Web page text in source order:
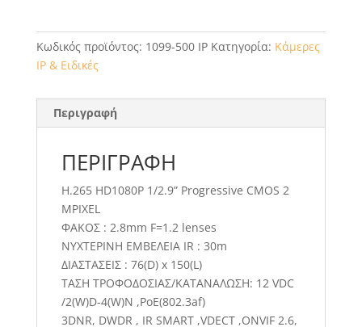
Κωδικός προϊόντος: 1099-500 IP Κατηγορία: Κάμερες
ΙΡ & Ειδικές
Περιγραφή
ΠΕΡΙΓΡΑΦΉ
H.265 HD1080P 1/2.9” Progressive CMOS 2
MPIXEL
ΦΑΚΟΣ : 2.8mm F=1.2 lenses
ΝΥΧΤΕΡΙΝΗ ΕΜΒΕΛΕΙΑ IR : 30m
ΔΙΑΣΤΑΣΕΙΣ : 76(D) x 150(L)
ΤΑΣΗ ΤΡΟΦΟΔΟΣΙΑΣ/ΚΑΤΑΝΑΛΩΣΗ: 12 VDC
/2(W)D-4(W)N ,PoE(802.3af)
3DNR, DWDR , IR SMART ,VDECT ,ONVIF 2.6,